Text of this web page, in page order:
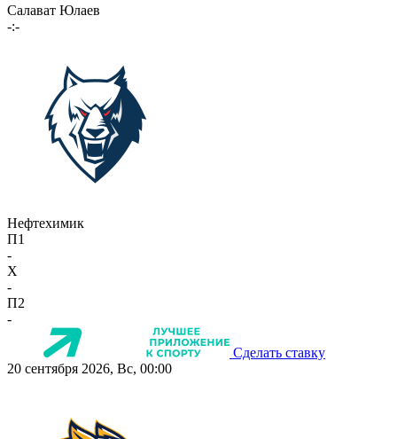
Салават Юлаев
-:-
Нефтехимик
П1
-
X
-
П2
-
Сделать ставку
20 сентября 2026, Вс, 00:00